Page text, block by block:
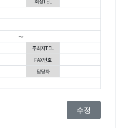
～
주최자TEL
FAX번호
담당자
수정